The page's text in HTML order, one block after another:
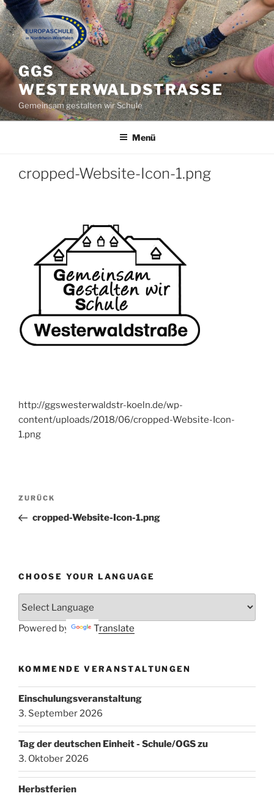
Zum
Inhalt
springen
GGS
WESTERWALDSTRASSE
Gemeinsam gestalten wir Schule
Menü
cropped-Website-Icon-1.png
http://ggswesterwaldstr-koeln.de/wp-
content/uploads/2018/06/cropped-Website-Icon-
1.png
Beitragsnavigation
Vorheriger
Beitrag
ZURÜCK
cropped-Website-Icon-1.png
CHOOSE YOUR LANGUAGE
Powered by Translate
KOMMENDE VERANSTALTUNGEN
Einschulungsveranstaltung
3. September 2026
Tag der deutschen Einheit - Schule/OGS zu
3. Oktober 2026
Herbstferien